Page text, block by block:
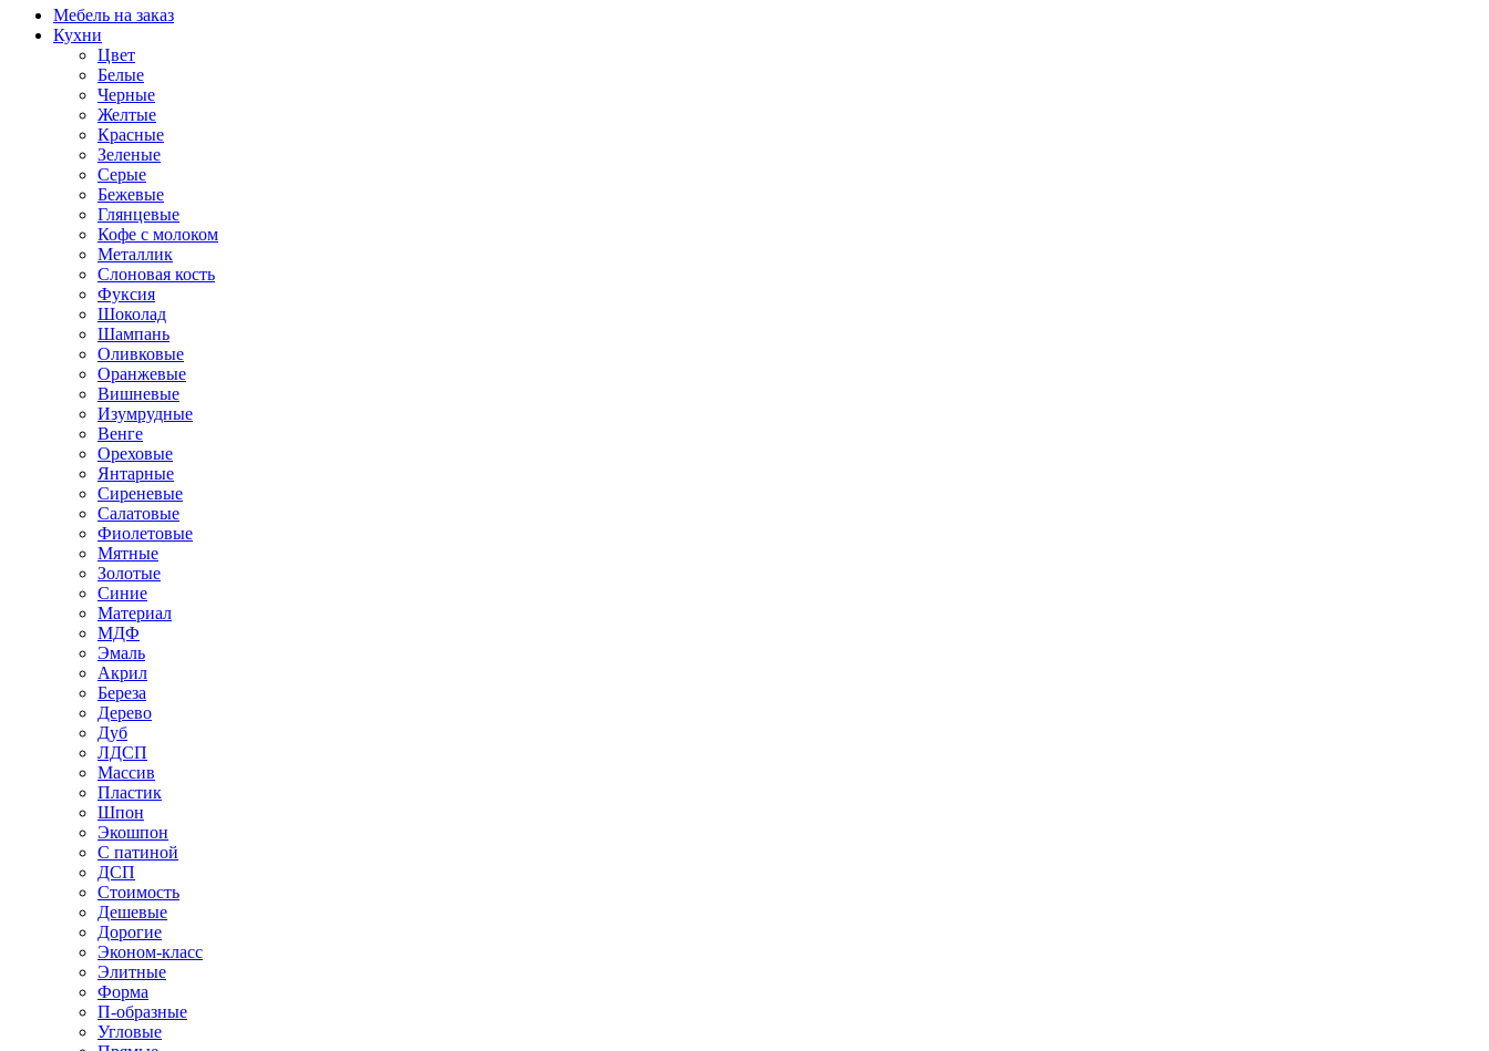
Мебель на заказ
Кухни
Цвет
Белые
Черные
Желтые
Красные
Зеленые
Серые
Бежевые
Глянцевые
Кофе с молоком
Металлик
Слоновая кость
Фуксия
Шоколад
Шампань
Оливковые
Оранжевые
Вишневые
Изумрудные
Венге
Ореховые
Янтарные
Сиреневые
Салатовые
Фиолетовые
Мятные
Золотые
Синие
Материал
МДФ
Эмаль
Акрил
Береза
Дерево
Дуб
ЛДСП
Массив
Пластик
Шпон
Экошпон
С патиной
ДСП
Стоимость
Дешевые
Дорогие
Эконом-класс
Элитные
Форма
П-образные
Угловые